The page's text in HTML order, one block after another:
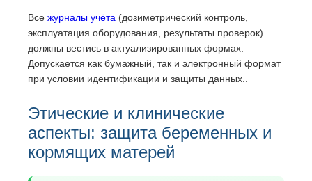
Все журналы учёта (дозиметрический контроль,
эксплуатация оборудования, результаты проверок)
должны вестись в актуализированных формах.
Допускается как бумажный, так и электронный формат
при условии идентификации и защиты данных..
Этические и клинические
аспекты: защита беременных и
кормящих матерей